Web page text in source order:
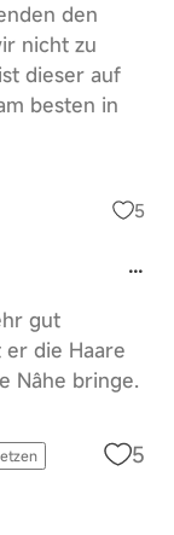
den
nicht zu
dieser auf
besten in
5
gut
die Haare
Nâhe bringe.
5